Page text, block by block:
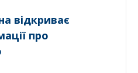
відкриває
про